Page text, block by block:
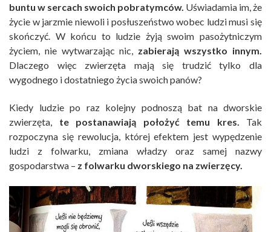
buntu w sercach swoich pobratymców. Uświadamia im, że
życie w jarzmie niewoli i posłuszeństwo wobec ludzi musi się
skończyć. W końcu to ludzie żyją swoim pasożytniczym
życiem, nie wytwarzając nic, zabierają wszystko innym.
Dlaczego więc zwierzęta mają się trudzić tylko dla
wygodnego i dostatniego życia swoich panów?
Kiedy ludzie po raz kolejny podnoszą bat na dworskie
zwierzęta, te postanawiają położyć temu kres.
Tak
rozpoczyna się rewolucja, której efektem jest wypędzenie
ludzi z folwarku, zmiana władzy oraz samej nazwy
gospodarstwa – z folwarku dworskiego na zwierzęcy.